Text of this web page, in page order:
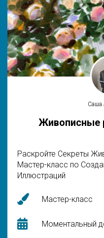
Саша
Живописные
Раскройте Секреты
Мастер-класс по
Иллюстраций
Мастер-класс
Моментальный